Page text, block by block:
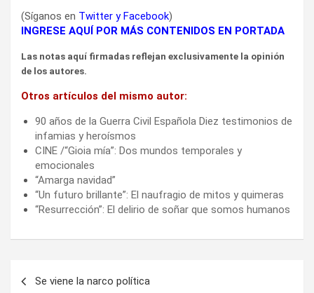
(Síganos en Twitter yFacebook)
INGRESE AQUÍ POR MÁS CONTENIDOS EN PORTADA
Las notas aquí firmadas reflejan exclusivamente la opinión
de los autores.
Otros artículos del mismo autor:
90 años de la Guerra Civil Española Diez testimonios de
infamias y heroísmos
CINE /“Gioia mía”: Dos mundos temporales y
emocionales
“Amarga navidad”
“Un futuro brillante”: El naufragio de mitos y quimeras
“Resurrección”: El delirio de soñar que somos humanos
Se viene la narco política